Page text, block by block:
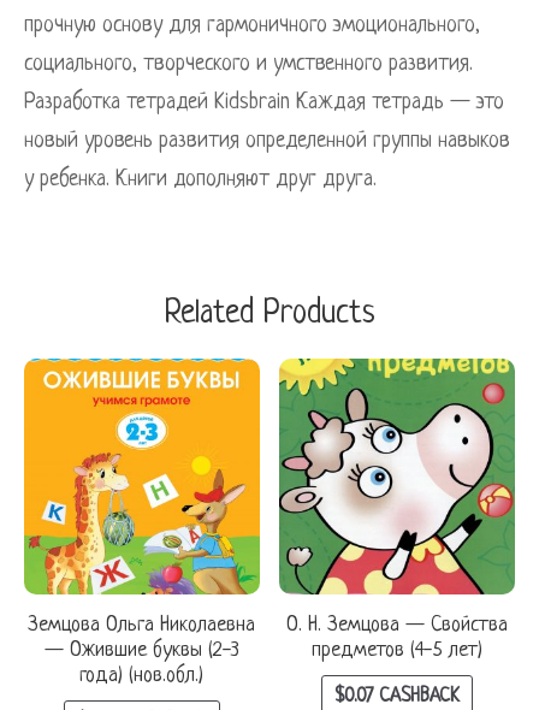
прочную основу для гармоничного эмоционального,
социального, творческого и умственного развития.
Разработка тетрадей Kidsbrain Каждая тетрадь — это
новый уровень развития определенной группы навыков
у ребенка. Книги дополняют друг друга.
Related Products
Земцова Ольга Николаевна
— Ожившие буквы (2-3
года) (нов.обл.)
О. Н. Земцова — Свойства
предметов (4-5 лет)
$0.07CASHBACK